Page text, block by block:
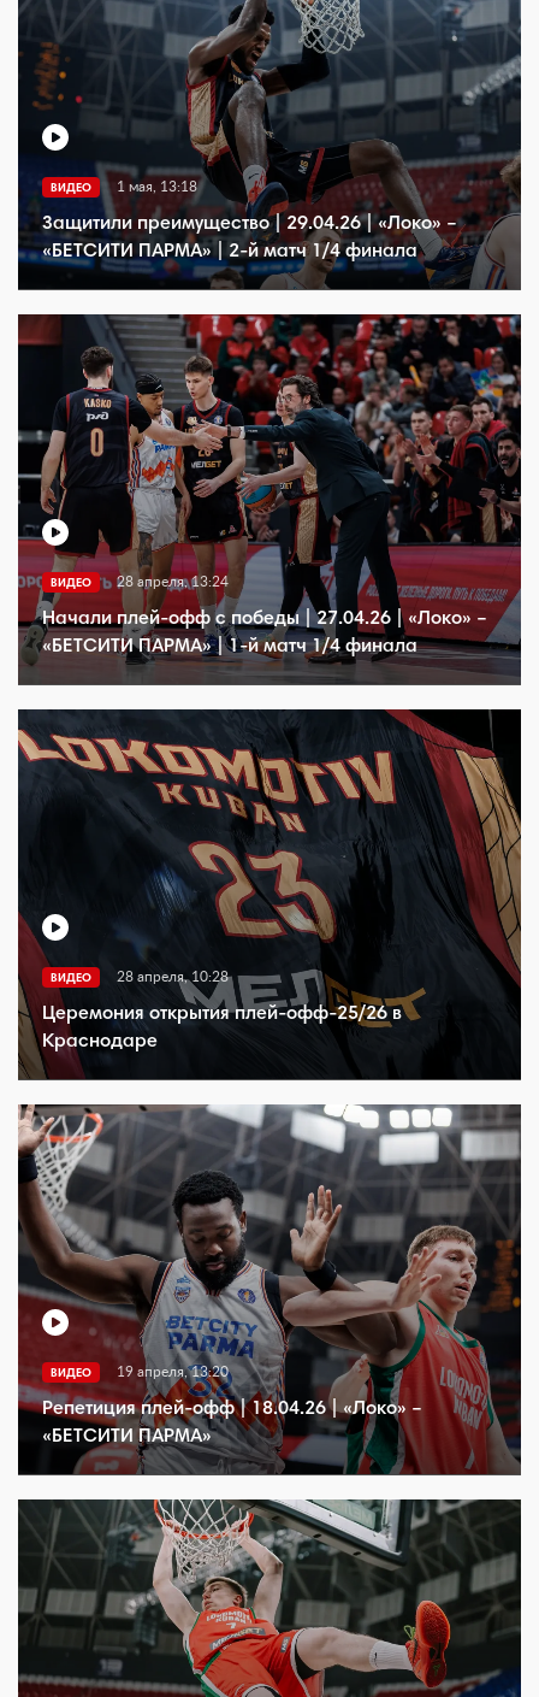
ВИДЕО 1 мая, 13:18
Защитили преимущество | 29.04.26 | «Локо» –
«БЕТСИТИ ПАРМА» | 2-й матч 1/4 финала
ВИДЕО 28 апреля, 13:24
Начали плей-офф с победы | 27.04.26 | «Локо» –
«БЕТСИТИ ПАРМА» | 1-й матч 1/4 финала
ВИДЕО 28 апреля, 10:28
Церемония открытия плей-офф-25/26 в
Краснодаре
ВИДЕО 19 апреля, 13:20
Репетиция плей-офф | 18.04.26 | «Локо» –
«БЕТСИТИ ПАРМА»